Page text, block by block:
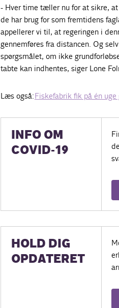
- Hver time tæller nu for at sikre,
de har brug for som fremtidens
appellerer vi til, at regeringen i
gennemføres fra distancen. Og
spørgsmålet, om ikke
tabte kan indhentes, siger Lone
Læs også:Fiskefabrik fik på én
INFO OM
COVID-19
HOLD DIG
OPDATERET